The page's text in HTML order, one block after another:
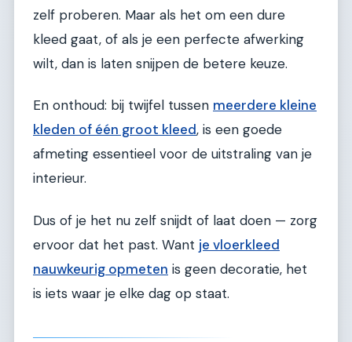
zelf proberen. Maar als het om een dure
kleed gaat, of als je een perfecte afwerking
wilt, dan is laten snijpen de betere keuze.
En onthoud: bij twijfel tussen meerdere kleine
kleden of één groot kleed, is een goede
afmeting essentieel voor de uitstraling van je
interieur.
Dus of je het nu zelf snijdt of laat doen — zorg
ervoor dat het past. Want je vloerkleed
nauwkeurig opmeten is geen decoratie, het
is iets waar je elke dag op staat.